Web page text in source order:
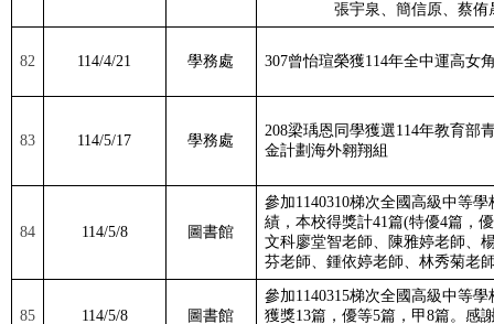
張宇泉、簡信原、蔡
82 114/4/21 學務處 307曾怡瑄榮獲114年全中運高女
83 114/5/17 學務處
208梁瑀恩同學獲選114年教育部
金計劃海外翱翔組
84 114/5/8 圖書館
參加1140310梯次全國高級中等
績，本校得獎計41篇(特優4篇，
文科廖堂智老師、陳雅婷老師、
芬老師、鍾依婷老師、林秀菊老
85 114/5/8 圖書館
參加1140315梯次全國高級中等
獲獎13篇，優等5篇，甲8篇。感